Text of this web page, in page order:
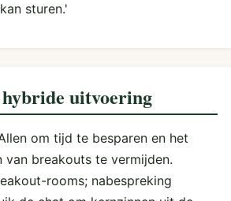
sturen.'
uitvoering
om tijd te besparen en het
van breakouts te vermijden.
rooms; nabespreking